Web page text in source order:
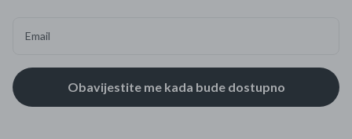
Email